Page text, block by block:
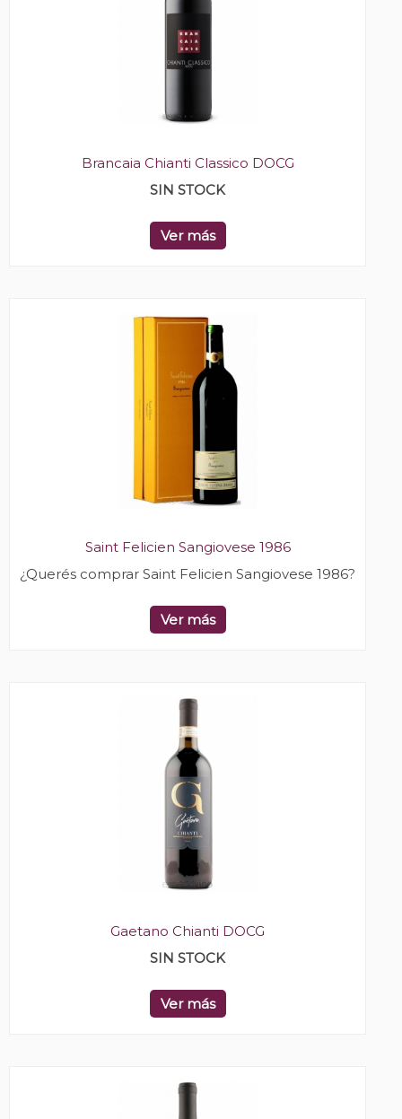
Brancaia Chianti Classico DOCG
SIN STOCK
Ver más
Saint Felicien Sangiovese 1986
¿Querés comprar Saint Felicien Sangiovese 1986?
Ver más
Gaetano Chianti DOCG
SIN STOCK
Ver más